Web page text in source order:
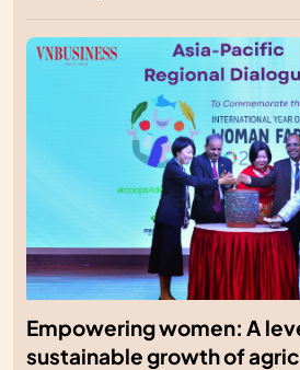
Empowering women: A
sustainable growth of